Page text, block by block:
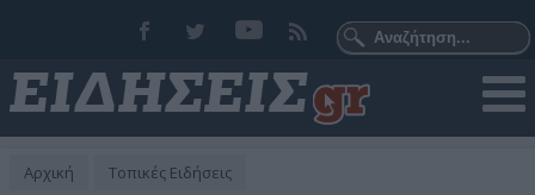
Αρχική Τοπικές Ειδήσεις